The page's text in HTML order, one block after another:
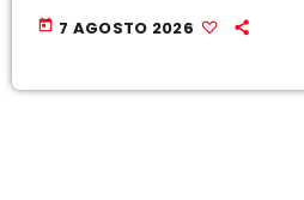
today 7 AGOSTO 2026